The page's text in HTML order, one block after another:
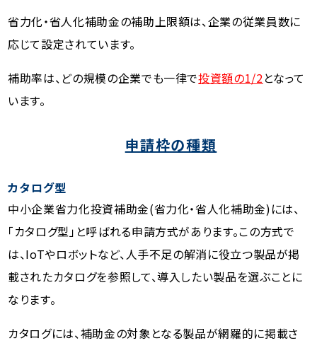
省力化・省人化補助金の補助上限額は、企業の従業員数に
応じて設定されています。
補助率は、どの規模の企業でも一律で投資額の1/2となって
います。
申請枠の種類
カタログ型
中小企業省力化投資補助金(省力化・省人化補助金)には、
「カタログ型」と呼ばれる申請方式があります。この方式で
は、IoTやロボットなど、人手不足の解消に役立つ製品が掲
載されたカタログを参照して、導入したい製品を選ぶことに
なります。
カタログには、補助金の対象となる製品が網羅的に掲載さ